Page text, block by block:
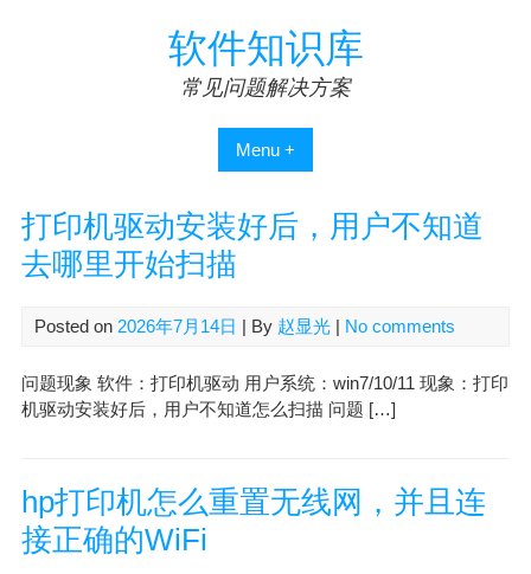
软件知识库
常见问题解决方案
Menu +
打印机驱动安装好后，用户不知道
去哪里开始扫描
Posted on 2026年7月14日 | By 赵显光| No comments
问题现象 软件：打印机驱动 用户系统：win7/10/11 现象：打印
机驱动安装好后，用户不知道怎么扫描 问题 […]
hp打印机怎么重置无线网，并且连
接正确的WiFi